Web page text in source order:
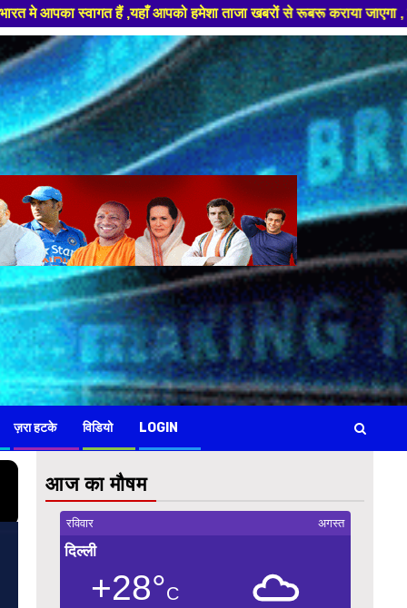
आपको हमेशा ताजा खबरों से रूबरू कराया जाएगा , खबर ओर विज्ञापन
ज़रा हटके विडियो LOGIN
आज का मौषम
रविवार अगस्त
दिल्ली
+28°C